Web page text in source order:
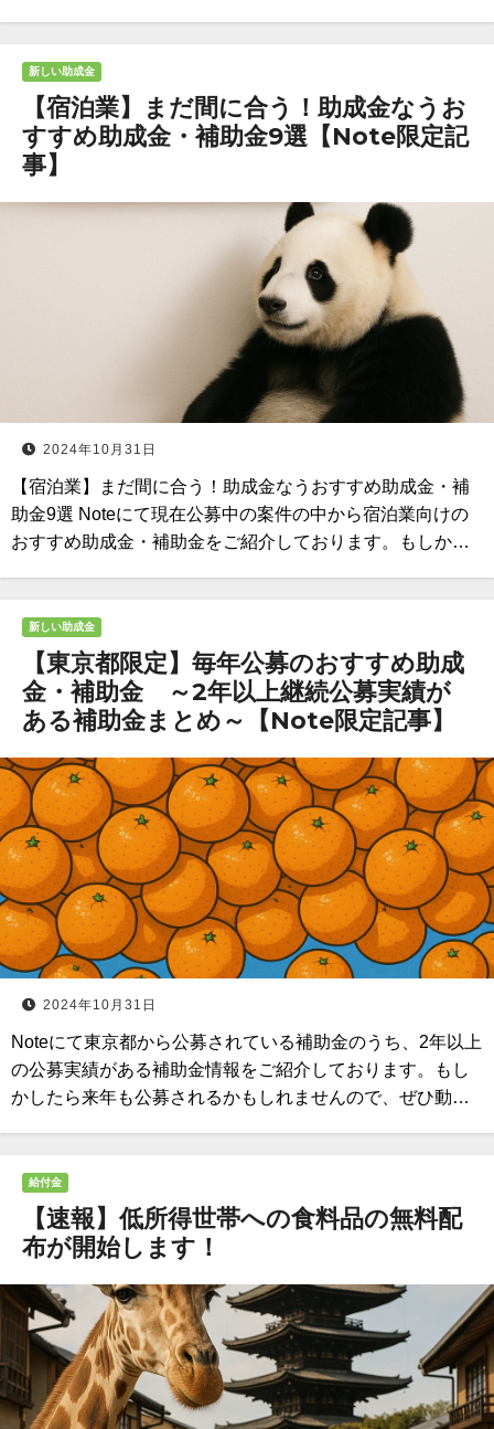
新しい助成金
【宿泊業】まだ間に合う！助成金なうお
すすめ助成金・補助金9選【Note限定記
事】
2024年10月31日
【宿泊業】まだ間に合う！助成金なうおすすめ助成金・補
助金9選 Noteにて現在公募中の案件の中から宿泊業向けの
おすすめ助成金・補助金をご紹介しております。もしか…
新しい助成金
【東京都限定】毎年公募のおすすめ助成
金・補助金 ～2年以上継続公募実績が
ある補助金まとめ～【Note限定記事】
2024年10月31日
Noteにて東京都から公募されている補助金のうち、2年以上
の公募実績がある補助金情報をご紹介しております。もし
かしたら来年も公募されるかもしれませんので、ぜひ動…
給付金
【速報】低所得世帯への食料品の無料配
布が開始します！